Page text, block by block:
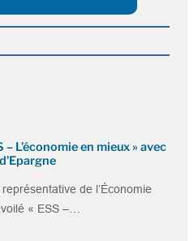
– L’économie en mieux » avec
de l’Économie
« ESS –…